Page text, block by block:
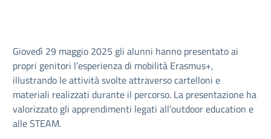
Giovedì 29 maggio 2025 gli alunni hanno presentato ai
propri genitori l’esperienza di mobilità Erasmus+,
illustrando le attività svolte attraverso cartelloni e
materiali realizzati durante il percorso. La presentazione ha
valorizzato gli apprendimenti legati all’outdoor education e
alle STEAM.